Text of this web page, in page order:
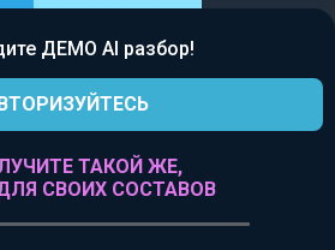
ДЕМО AI разбор!
ТАКОЙ ЖЕ,
СВОИХ СОСТАВОВ